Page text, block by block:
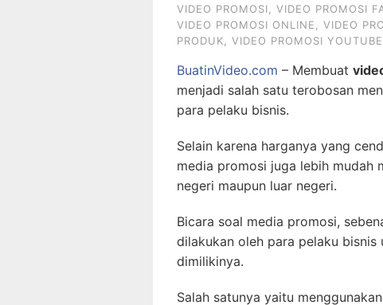
VIDEO PROMOSI
VIDEO PROMOSI
VIDEO PROMOSI ONLINE
VIDEO
PRODUK
VIDEO PROMOSI YOUTUBE
BuatinVideo.com – Membuat
menjadi salah satu terobosan
para pelaku bisnis.
Selain karena harganya yang
media promosi juga lebih mudah
negeri maupun luar negeri.
Bicara soal media promosi,
dilakukan oleh para pelaku
dimilikinya.
Salah satunya yaitu